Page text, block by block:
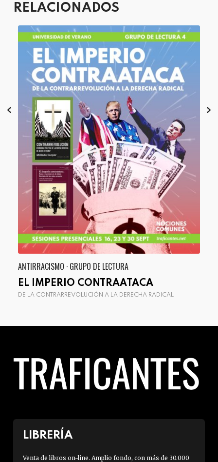
RELACIONADOS
ANTIRRACISMO · GRUPO DE LECTURA
EL IMPERIO CONTRAATACA
DE LA CONTRARREVOLUCIÓN A LA DERECHA RADICAL
LIBRERÍA
Venta de libros on-line. Amplio fondo, con más de 30.000